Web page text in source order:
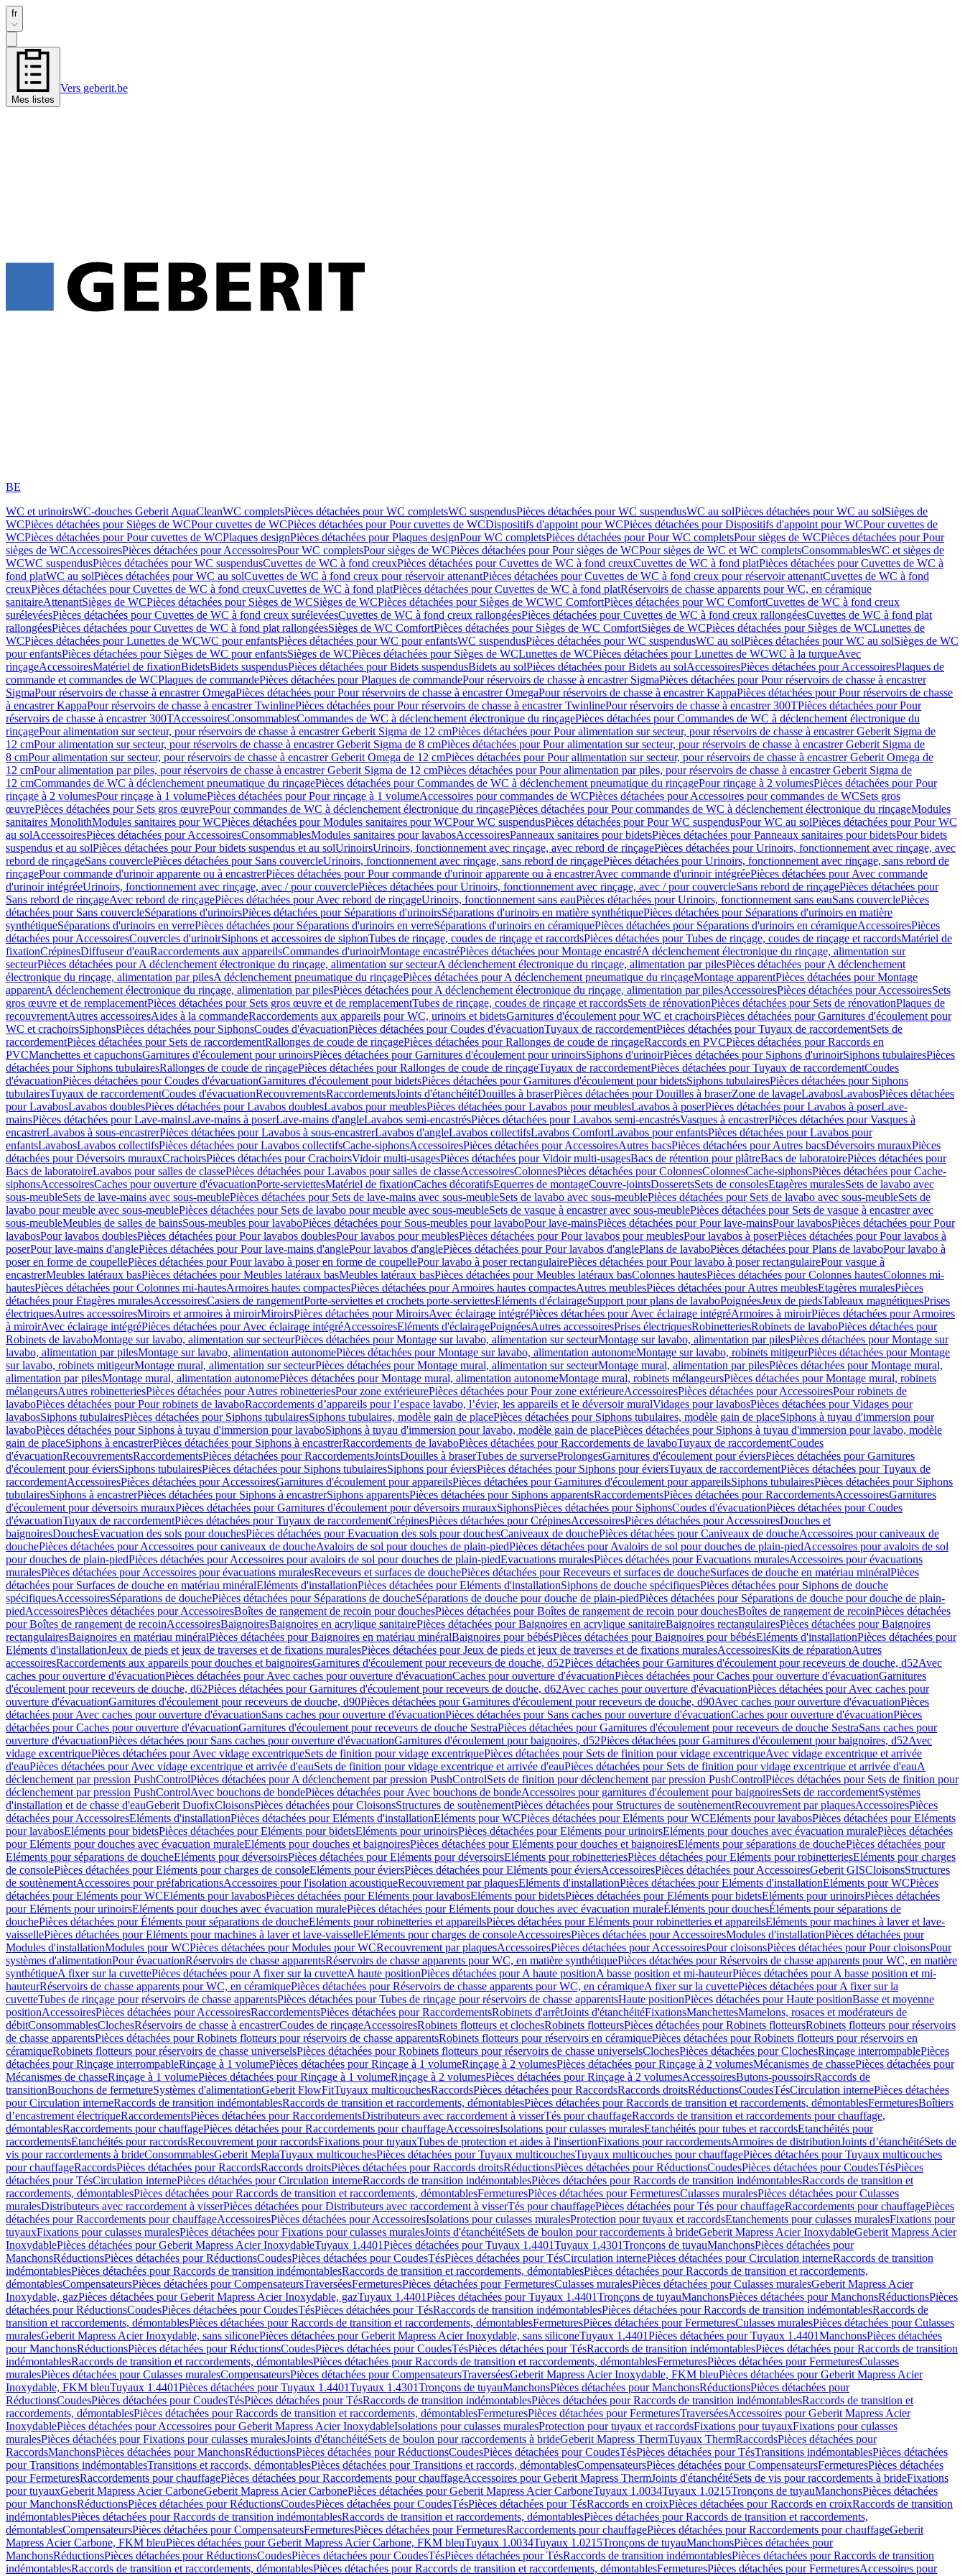
fr
Mes listes
Vers geberit.be
BE
WC et urinoirsWC-douches Geberit AquaCleanWC completsPièces détachées pour WC completsWC suspendusPièces détachées pour WC suspendusWC au solPièces détachées pour WC au solSièges de
WCPièces détachées pour Sièges de WCPour cuvettes de WCPièces détachées pour Pour cuvettes de WCDispositifs d'appoint pour WCPièces détachées pour Dispositifs d'appoint pour WCPour cuvettes de
WCPièces détachées pour Pour cuvettes de WCPlaques designPièces détachées pour Plaques designPour WC completsPièces détachées pour Pour WC completsPour sièges de WCPièces détachées pour Pour
sièges de WCAccessoiresPièces détachées pour AccessoiresPour WC completsPour sièges de WCPièces détachées pour Pour sièges de WCPour sièges de WC et WC completsConsommablesWC et sièges de
WCWC suspendusPièces détachées pour WC suspendusCuvettes de WC à fond creuxPièces détachées pour Cuvettes de WC à fond creuxCuvettes de WC à fond platPièces détachées pour Cuvettes de WC à
fond platWC au solPièces détachées pour WC au solCuvettes de WC à fond creux pour réservoir attenantPièces détachées pour Cuvettes de WC à fond creux pour réservoir attenantCuvettes de WC à fond
creuxPièces détachées pour Cuvettes de WC à fond creuxCuvettes de WC à fond platPièces détachées pour Cuvettes de WC à fond platRéservoirs de chasse apparents pour WC, en céramique
sanitaireAttenantSièges de WCPièces détachées pour Sièges de WCSièges de WCPièces détachées pour Sièges de WCWC ComfortPièces détachées pour WC ComfortCuvettes de WC à fond creux
surélevéesPièces détachées pour Cuvettes de WC à fond creux surélevéesCuvettes de WC à fond creux rallongéesPièces détachées pour Cuvettes de WC à fond creux rallongéesCuvettes de WC à fond plat
rallongéesPièces détachées pour Cuvettes de WC à fond plat rallongéesSièges de WC ComfortPièces détachées pour Sièges de WC ComfortSièges de WCPièces détachées pour Sièges de WCLunettes de
WCPièces détachées pour Lunettes de WCWC pour enfantsPièces détachées pour WC pour enfantsWC suspendusPièces détachées pour WC suspendusWC au solPièces détachées pour WC au solSièges de WC
pour enfantsPièces détachées pour Sièges de WC pour enfantsSièges de WCPièces détachées pour Sièges de WCLunettes de WCPièces détachées pour Lunettes de WCWC à la turqueAvec
rinçageAccessoiresMatériel de fixationBidetsBidets suspendusPièces détachées pour Bidets suspendusBidets au solPièces détachées pour Bidets au solAccessoiresPièces détachées pour AccessoiresPlaques de
commande et commandes de WCPlaques de commandePièces détachées pour Plaques de commandePour réservoirs de chasse à encastrer SigmaPièces détachées pour Pour réservoirs de chasse à encastrer
SigmaPour réservoirs de chasse à encastrer OmegaPièces détachées pour Pour réservoirs de chasse à encastrer OmegaPour réservoirs de chasse à encastrer KappaPièces détachées pour Pour réservoirs de chasse
à encastrer KappaPour réservoirs de chasse à encastrer TwinlinePièces détachées pour Pour réservoirs de chasse à encastrer TwinlinePour réservoirs de chasse à encastrer 300TPièces détachées pour Pour
réservoirs de chasse à encastrer 300TAccessoiresConsommablesCommandes de WC à déclenchement électronique du rinçagePièces détachées pour Commandes de WC à déclenchement électronique du
rinçagePour alimentation sur secteur, pour réservoirs de chasse à encastrer Geberit Sigma de 12 cmPièces détachées pour Pour alimentation sur secteur, pour réservoirs de chasse à encastrer Geberit Sigma de
12 cmPour alimentation sur secteur, pour réservoirs de chasse à encastrer Geberit Sigma de 8 cmPièces détachées pour Pour alimentation sur secteur, pour réservoirs de chasse à encastrer Geberit Sigma de
8 cmPour alimentation sur secteur, pour réservoirs de chasse à encastrer Geberit Omega de 12 cmPièces détachées pour Pour alimentation sur secteur, pour réservoirs de chasse à encastrer Geberit Omega de
12 cmPour alimentation par piles, pour réservoirs de chasse à encastrer Geberit Sigma de 12 cmPièces détachées pour Pour alimentation par piles, pour réservoirs de chasse à encastrer Geberit Sigma de
12 cmCommandes de WC à déclenchement pneumatique du rinçagePièces détachées pour Commandes de WC à déclenchement pneumatique du rinçagePour rinçage à 2 volumesPièces détachées pour Pour
rinçage à 2 volumesPour rinçage à 1 volumePièces détachées pour Pour rinçage à 1 volumeAccessoires pour commandes de WCPièces détachées pour Accessoires pour commandes de WCSets gros
œuvrePièces détachées pour Sets gros œuvrePour commandes de WC à déclenchement électronique du rinçagePièces détachées pour Pour commandes de WC à déclenchement électronique du rinçageModules
sanitaires MonolithModules sanitaires pour WCPièces détachées pour Modules sanitaires pour WCPour WC suspendusPièces détachées pour Pour WC suspendusPour WC au solPièces détachées pour Pour WC
au solAccessoiresPièces détachées pour AccessoiresConsommablesModules sanitaires pour lavabosAccessoiresPanneaux sanitaires pour bidetsPièces détachées pour Panneaux sanitaires pour bidetsPour bidets
suspendus et au solPièces détachées pour Pour bidets suspendus et au solUrinoirsUrinoirs, fonctionnement avec rinçage, avec rebord de rinçagePièces détachées pour Urinoirs, fonctionnement avec rinçage, avec
rebord de rinçageSans couverclePièces détachées pour Sans couvercleUrinoirs, fonctionnement avec rinçage, sans rebord de rinçagePièces détachées pour Urinoirs, fonctionnement avec rinçage, sans rebord de
rinçagePour commande d'urinoir apparente ou à encastrerPièces détachées pour Pour commande d'urinoir apparente ou à encastrerAvec commande d'urinoir intégréePièces détachées pour Avec commande
d'urinoir intégréeUrinoirs, fonctionnement avec rinçage, avec / pour couverclePièces détachées pour Urinoirs, fonctionnement avec rinçage, avec / pour couvercleSans rebord de rinçagePièces détachées pour
Sans rebord de rinçageAvec rebord de rinçagePièces détachées pour Avec rebord de rinçageUrinoirs, fonctionnement sans eauPièces détachées pour Urinoirs, fonctionnement sans eauSans couverclePièces
détachées pour Sans couvercleSéparations d'urinoirsPièces détachées pour Séparations d'urinoirsSéparations d'urinoirs en matière synthétiquePièces détachées pour Séparations d'urinoirs en matière
synthétiqueSéparations d'urinoirs en verrePièces détachées pour Séparations d'urinoirs en verreSéparations d'urinoirs en céramiquePièces détachées pour Séparations d'urinoirs en céramiqueAccessoiresPièces
détachées pour AccessoiresCouvercles d'urinoirSiphons et accessoires de siphonTubes de rinçage, coudes de rinçage et raccordsPièces détachées pour Tubes de rinçage, coudes de rinçage et raccordsMatériel de
fixationCrépinesDiffuseur d'eauRaccordements aux appareilsCommandes d'urinoirMontage encastréPièces détachées pour Montage encastréA déclenchement électronique du rinçage, alimentation sur
secteurPièces détachées pour A déclenchement électronique du rinçage, alimentation sur secteurA déclenchement électronique du rinçage, alimentation par pilesPièces détachées pour A déclenchement
électronique du rinçage, alimentation par pilesA déclenchement pneumatique du rinçagePièces détachées pour A déclenchement pneumatique du rinçageMontage apparentPièces détachées pour Montage
apparentA déclenchement électronique du rinçage, alimentation par pilesPièces détachées pour A déclenchement électronique du rinçage, alimentation par pilesAccessoiresPièces détachées pour AccessoiresSets
gros œuvre et de remplacementPièces détachées pour Sets gros œuvre et de remplacementTubes de rinçage, coudes de rinçage et raccordsSets de rénovationPièces détachées pour Sets de rénovationPlaques de
recouvrementAutres accessoiresAides à la commandeRaccordements aux appareils pour WC, urinoirs et bidetsGarnitures d'écoulement pour WC et crachoirsPièces détachées pour Garnitures d'écoulement pour
WC et crachoirsSiphonsPièces détachées pour SiphonsCoudes d'évacuationPièces détachées pour Coudes d'évacuationTuyaux de raccordementPièces détachées pour Tuyaux de raccordementSets de
raccordementPièces détachées pour Sets de raccordementRallonges de coude de rinçagePièces détachées pour Rallonges de coude de rinçageRaccords en PVCPièces détachées pour Raccords en
PVCManchettes et capuchonsGarnitures d'écoulement pour urinoirsPièces détachées pour Garnitures d'écoulement pour urinoirsSiphons d'urinoirPièces détachées pour Siphons d'urinoirSiphons tubulairesPièces
détachées pour Siphons tubulairesRallonges de coude de rinçagePièces détachées pour Rallonges de coude de rinçageTuyaux de raccordementPièces détachées pour Tuyaux de raccordementCoudes
d'évacuationPièces détachées pour Coudes d'évacuationGarnitures d'écoulement pour bidetsPièces détachées pour Garnitures d'écoulement pour bidetsSiphons tubulairesPièces détachées pour Siphons
tubulairesTuyaux de raccordementCoudes d'évacuationRecouvrementsRaccordementsJoints d'étanchéitéDouilles à braserPièces détachées pour Douilles à braserZone de lavageLavabosLavabosPièces détachées
pour LavabosLavabos doublesPièces détachées pour Lavabos doublesLavabos pour meublesPièces détachées pour Lavabos pour meublesLavabos à poserPièces détachées pour Lavabos à poserLave-
mainsPièces détachées pour Lave-mainsLave-mains à poserLave-mains d'angleLavabos semi-encastrésPièces détachées pour Lavabos semi-encastrésVasques à encastrerPièces détachées pour Vasques à
encastrerLavabos à sous-encastrerPièces détachées pour Lavabos à sous-encastrerLavabos d'angleLavabos collectifsLavabos ComfortLavabos pour enfantsPièces détachées pour Lavabos pour
enfantsLavabosLavabos collectifsPièces détachées pour Lavabos collectifsCache-siphonsAccessoiresPièces détachées pour AccessoiresAutres bacsPièces détachées pour Autres bacsDéversoirs murauxPièces
détachées pour Déversoirs murauxCrachoirsPièces détachées pour CrachoirsVidoir multi-usagesPièces détachées pour Vidoir multi-usagesBacs de rétention pour plâtreBacs de laboratoirePièces détachées pour
Bacs de laboratoireLavabos pour salles de classePièces détachées pour Lavabos pour salles de classeAccessoiresColonnesPièces détachées pour ColonnesColonnesCache-siphonsPièces détachées pour Cache-
siphonsAccessoiresCaches pour ouverture d'évacuationPorte-serviettesMatériel de fixationCaches décoratifsEquerres de montageCouvre-jointsDosseretsSets de consolesEtagères muralesSets de lavabo avec
sous-meubleSets de lave-mains avec sous-meublePièces détachées pour Sets de lave-mains avec sous-meubleSets de lavabo avec sous-meublePièces détachées pour Sets de lavabo avec sous-meubleSets de
lavabo pour meuble avec sous-meublePièces détachées pour Sets de lavabo pour meuble avec sous-meubleSets de vasque à encastrer avec sous-meublePièces détachées pour Sets de vasque à encastrer avec
sous-meubleMeubles de salles de bainsSous-meubles pour lavaboPièces détachées pour Sous-meubles pour lavaboPour lave-mainsPièces détachées pour Pour lave-mainsPour lavabosPièces détachées pour Pour
lavabosPour lavabos doublesPièces détachées pour Pour lavabos doublesPour lavabos pour meublesPièces détachées pour Pour lavabos pour meublesPour lavabos à poserPièces détachées pour Pour lavabos à
poserPour lave-mains d'anglePièces détachées pour Pour lave-mains d'anglePour lavabos d'anglePièces détachées pour Pour lavabos d'anglePlans de lavaboPièces détachées pour Plans de lavaboPour lavabo à
poser en forme de coupellePièces détachées pour Pour lavabo à poser en forme de coupellePour lavabo à poser rectangulairePièces détachées pour Pour lavabo à poser rectangulairePour vasque à
encastrerMeubles latéraux basPièces détachées pour Meubles latéraux basMeubles latéraux basPièces détachées pour Meubles latéraux basColonnes hautesPièces détachées pour Colonnes hautesColonnes mi-
hautesPièces détachées pour Colonnes mi-hautesArmoires hautes compactesPièces détachées pour Armoires hautes compactesAutres meublesPièces détachées pour Autres meublesEtagères muralesPièces
détachées pour Etagères muralesAccessoiresCasiers de rangementPorte-serviettes et crochets porte-serviettesEléments d'éclairageSupport pour plans de lavaboPoignéesJeux de piedsTableaux magnétiquesPrises
électriquesAutres accessoiresMiroirs et armoires à miroirMiroirsPièces détachées pour MiroirsAvec éclairage intégréPièces détachées pour Avec éclairage intégréArmoires à miroirPièces détachées pour Armoires
à miroirAvec éclairage intégréPièces détachées pour Avec éclairage intégréAccessoiresEléments d'éclairagePoignéesAutres accessoiresPrises électriquesRobinetteriesRobinets de lavaboPièces détachées pour
Robinets de lavaboMontage sur lavabo, alimentation sur secteurPièces détachées pour Montage sur lavabo, alimentation sur secteurMontage sur lavabo, alimentation par pilesPièces détachées pour Montage sur
lavabo, alimentation par pilesMontage sur lavabo, alimentation autonomePièces détachées pour Montage sur lavabo, alimentation autonomeMontage sur lavabo, robinets mitigeurPièces détachées pour Montage
sur lavabo, robinets mitigeurMontage mural, alimentation sur secteurPièces détachées pour Montage mural, alimentation sur secteurMontage mural, alimentation par pilesPièces détachées pour Montage mural,
alimentation par pilesMontage mural, alimentation autonomePièces détachées pour Montage mural, alimentation autonomeMontage mural, robinets mélangeursPièces détachées pour Montage mural, robinets
mélangeursAutres robinetteriesPièces détachées pour Autres robinetteriesPour zone extérieurePièces détachées pour Pour zone extérieureAccessoiresPièces détachées pour AccessoiresPour robinets de
lavaboPièces détachées pour Pour robinets de lavaboRaccordements d’appareils pour l’espace lavabo, l’évier, les appareils et le déversoir muralVidages pour lavabosPièces détachées pour Vidages pour
lavabosSiphons tubulairesPièces détachées pour Siphons tubulairesSiphons tubulaires, modèle gain de placePièces détachées pour Siphons tubulaires, modèle gain de placeSiphons à tuyau d'immersion pour
lavaboPièces détachées pour Siphons à tuyau d'immersion pour lavaboSiphons à tuyau d'immersion pour lavabo, modèle gain de placePièces détachées pour Siphons à tuyau d'immersion pour lavabo, modèle
gain de placeSiphons à encastrerPièces détachées pour Siphons à encastrerRaccordements de lavaboPièces détachées pour Raccordements de lavaboTuyaux de raccordementCoudes
d'évacuationRecouvrementsRaccordementsPièces détachées pour RaccordementsJointsDouilles à braserTubes de surverseProlongesGarnitures d'écoulement pour éviersPièces détachées pour Garnitures
d'écoulement pour éviersSiphons tubulairesPièces détachées pour Siphons tubulairesSiphons pour éviersPièces détachées pour Siphons pour éviersTuyaux de raccordementPièces détachées pour Tuyaux de
raccordementAccessoiresPièces détachées pour AccessoiresGarnitures d'écoulement pour appareilsPièces détachées pour Garnitures d'écoulement pour appareilsSiphons tubulairesPièces détachées pour Siphons
tubulairesSiphons à encastrerPièces détachées pour Siphons à encastrerSiphons apparentsPièces détachées pour Siphons apparentsRaccordementsPièces détachées pour RaccordementsAccessoiresGarnitures
d'écoulement pour déversoirs murauxPièces détachées pour Garnitures d'écoulement pour déversoirs murauxSiphonsPièces détachées pour SiphonsCoudes d'évacuationPièces détachées pour Coudes
d'évacuationTuyaux de raccordementPièces détachées pour Tuyaux de raccordementCrépinesPièces détachées pour CrépinesAccessoiresPièces détachées pour AccessoiresDouches et
baignoiresDouchesEvacuation des sols pour douchesPièces détachées pour Evacuation des sols pour douchesCaniveaux de douchePièces détachées pour Caniveaux de doucheAccessoires pour caniveaux de
douchePièces détachées pour Accessoires pour caniveaux de doucheAvaloirs de sol pour douches de plain-piedPièces détachées pour Avaloirs de sol pour douches de plain-piedAccessoires pour avaloirs de sol
pour douches de plain-piedPièces détachées pour Accessoires pour avaloirs de sol pour douches de plain-piedEvacuations muralesPièces détachées pour Evacuations muralesAccessoires pour évacuations
muralesPièces détachées pour Accessoires pour évacuations muralesReceveurs et surfaces de douchePièces détachées pour Receveurs et surfaces de doucheSurfaces de douche en matériau minéralPièces
détachées pour Surfaces de douche en matériau minéralEléments d'installationPièces détachées pour Eléments d'installationSiphons de douche spécifiquesPièces détachées pour Siphons de douche
spécifiquesAccessoiresSéparations de douchePièces détachées pour Séparations de doucheSéparations de douche pour douche de plain-piedPièces détachées pour Séparations de douche pour douche de plain-
piedAccessoiresPièces détachées pour AccessoiresBoîtes de rangement de recoin pour douchesPièces détachées pour Boîtes de rangement de recoin pour douchesBoîtes de rangement de recoinPièces détachées
pour Boîtes de rangement de recoinAccessoiresBaignoiresBaignoires en acrylique sanitairePièces détachées pour Baignoires en acrylique sanitaireBaignoires rectangulairesPièces détachées pour Baignoires
rectangulairesBaignoires en matériau minéralPièces détachées pour Baignoires en matériau minéralBaignoires pour bébésPièces détachées pour Baignoires pour bébésEléments d'installationPièces détachées pour
Eléments d'installationJeux de pieds et jeux de traverses et de fixations muralesPièces détachées pour Jeux de pieds et jeux de traverses et de fixations muralesAccessoiresKits de réparationAutres
accessoiresRaccordements aux appareils pour douches et baignoiresGarnitures d'écoulement pour receveurs de douche, d52Pièces détachées pour Garnitures d'écoulement pour receveurs de douche, d52Avec
caches pour ouverture d'évacuationPièces détachées pour Avec caches pour ouverture d'évacuationCaches pour ouverture d'évacuationPièces détachées pour Caches pour ouverture d'évacuationGarnitures
d'écoulement pour receveurs de douche, d62Pièces détachées pour Garnitures d'écoulement pour receveurs de douche, d62Avec caches pour ouverture d'évacuationPièces détachées pour Avec caches pour
ouverture d'évacuationGarnitures d'écoulement pour receveurs de douche, d90Pièces détachées pour Garnitures d'écoulement pour receveurs de douche, d90Avec caches pour ouverture d'évacuationPièces
détachées pour Avec caches pour ouverture d'évacuationSans caches pour ouverture d'évacuationPièces détachées pour Sans caches pour ouverture d'évacuationCaches pour ouverture d'évacuationPièces
détachées pour Caches pour ouverture d'évacuationGarnitures d'écoulement pour receveurs de douche SestraPièces détachées pour Garnitures d'écoulement pour receveurs de douche SestraSans caches pour
ouverture d'évacuationPièces détachées pour Sans caches pour ouverture d'évacuationGarnitures d'écoulement pour baignoires, d52Pièces détachées pour Garnitures d'écoulement pour baignoires, d52Avec
vidage excentriquePièces détachées pour Avec vidage excentriqueSets de finition pour vidage excentriquePièces détachées pour Sets de finition pour vidage excentriqueAvec vidage excentrique et arrivée
d'eauPièces détachées pour Avec vidage excentrique et arrivée d'eauSets de finition pour vidage excentrique et arrivée d'eauPièces détachées pour Sets de finition pour vidage excentrique et arrivée d'eauA
déclenchement par pression PushControlPièces détachées pour A déclenchement par pression PushControlSets de finition pour déclenchement par pression PushControlPièces détachées pour Sets de finition pour
déclenchement par pression PushControlAvec bouchons de bondePièces détachées pour Avec bouchons de bondeAccessoires pour garnitures d'écoulement pour baignoiresSets de raccordementSystèmes
d'installation et de chasse d'eauGeberit DuofixCloisonsPièces détachées pour CloisonsStructures de soutènementPièces détachées pour Structures de soutènementRecouvrement par plaquesAccessoiresPièces
détachées pour AccessoiresEléments d'installationPièces détachées pour Eléments d'installationEléments pour WCPièces détachées pour Eléments pour WCEléments pour lavabosPièces détachées pour Eléments
pour lavabosEléments pour bidetsPièces détachées pour Eléments pour bidetsEléments pour urinoirsPièces détachées pour Eléments pour urinoirsEléments pour douches avec évacuation muralePièces détachées
pour Eléments pour douches avec évacuation muraleEléments pour douches et baignoiresPièces détachées pour Eléments pour douches et baignoiresEléments pour séparations de douchePièces détachées pour
Eléments pour séparations de doucheEléments pour déversoirsPièces détachées pour Eléments pour déversoirsEléments pour robinetteriesPièces détachées pour Eléments pour robinetteriesEléments pour charges
de consolePièces détachées pour Eléments pour charges de consoleEléments pour éviersPièces détachées pour Eléments pour éviersAccessoiresPièces détachées pour AccessoiresGeberit GISCloisonsStructures
de soutènementAccessoires pour préfabricationsAccessoires pour l'isolation acoustiqueRecouvrement par plaquesEléments d'installationPièces détachées pour Eléments d'installationEléments pour WCPièces
détachées pour Eléments pour WCEléments pour lavabosPièces détachées pour Eléments pour lavabosEléments pour bidetsPièces détachées pour Eléments pour bidetsEléments pour urinoirsPièces détachées
pour Eléments pour urinoirsEléments pour douches avec évacuation muralePièces détachées pour Eléments pour douches avec évacuation muraleÉléments pour douchesÉléments pour séparations de
douchePièces détachées pour Éléments pour séparations de doucheEléments pour robinetteries et appareilsPièces détachées pour Eléments pour robinetteries et appareilsEléments pour machines à laver et lave-
vaissellePièces détachées pour Eléments pour machines à laver et lave-vaisselleEléments pour charges de consoleAccessoiresPièces détachées pour AccessoiresModules d'installationPièces détachées pour
Modules d'installationModules pour WCPièces détachées pour Modules pour WCRecouvrement par plaquesAccessoiresPièces détachées pour AccessoiresPour cloisonsPièces détachées pour Pour cloisonsPour
systèmes d'alimentationPour évacuationRéservoirs de chasse apparentsRéservoirs de chasse apparents pour WC, en matière synthétiquePièces détachées pour Réservoirs de chasse apparents pour WC, en matière
synthétiqueA fixer sur la cuvettePièces détachées pour A fixer sur la cuvetteA haute positionPièces détachées pour A haute positionA basse position et mi-hauteurPièces détachées pour A basse position et mi-
hauteurRéservoirs de chasse apparents pour WC, en céramiquePièces détachées pour Réservoirs de chasse apparents pour WC, en céramiqueA fixer sur la cuvettePièces détachées pour A fixer sur la
cuvetteTubes de rinçage pour réservoirs de chasse apparentsPièces détachées pour Tubes de rinçage pour réservoirs de chasse apparentsHaute positionPièces détachées pour Haute positionBasse et moyenne
positionAccessoiresPièces détachées pour AccessoiresRaccordementsPièces détachées pour RaccordementsRobinets d'arrêtJoints d'étanchéitéFixationsManchettesMamelons, rosaces et modérateurs de
débitConsommablesClochesRéservoirs de chasse à encastrerCoudes de rinçageAccessoiresRobinets flotteurs et clochesRobinets flotteursPièces détachées pour Robinets flotteursRobinets flotteurs pour réservoirs
de chasse apparentsPièces détachées pour Robinets flotteurs pour réservoirs de chasse apparentsRobinets flotteurs pour réservoirs en céramiquePièces détachées pour Robinets flotteurs pour réservoirs en
céramiqueRobinets flotteurs pour réservoirs de chasse universelsPièces détachées pour Robinets flotteurs pour réservoirs de chasse universelsClochesPièces détachées pour ClochesRinçage interrompablePièces
détachées pour Rinçage interrompableRinçage à 1 volumePièces détachées pour Rinçage à 1 volumeRinçage à 2 volumesPièces détachées pour Rinçage à 2 volumesMécanismes de chassePièces détachées pour
Mécanismes de chasseRinçage à 1 volumePièces détachées pour Rinçage à 1 volumeRinçage à 2 volumesPièces détachées pour Rinçage à 2 volumesAccessoiresButons-poussoirsRaccords de
transitionBouchons de fermetureSystèmes d'alimentationGeberit FlowFitTuyaux multicouchesRaccordsPièces détachées pour RaccordsRaccords droitsRéductionsCoudesTésCirculation internePièces détachées
pour Circulation interneRaccords de transition indémontablesRaccords de transition et raccordements, démontablesPièces détachées pour Raccords de transition et raccordements, démontablesFermeturesBoîtiers
d’encastrement électriqueRaccordementsPièces détachées pour RaccordementsDistributeurs avec raccordement à visserTés pour chauffageRaccords de transition et raccordements pour chauffage,
démontablesRaccordements pour chauffagePièces détachées pour Raccordements pour chauffageAccessoiresIsolations pour culasses muralesEtanchéités pour tubes et raccordsEtanchéités pour
raccordementsEtanchéités pour raccordsRecouvrement pour raccordsFixations pour tuyauxTubes de protection et aides à l'insertionFixations pour raccordementsArmoires de distributionJoints d’étanchéitéSets de
vis pour raccordements à brideConsommablesGeberit MeplaTuyaux multicouchesPièces détachées pour Tuyaux multicouchesTuyaux multicouches pour chauffagePièces détachées pour Tuyaux multicouches
pour chauffageRaccordsPièces détachées pour RaccordsRaccords droitsPièces détachées pour Raccords droitsRéductionsPièces détachées pour RéductionsCoudesPièces détachées pour CoudesTésPièces
détachées pour TésCirculation internePièces détachées pour Circulation interneRaccords de transition indémontablesPièces détachées pour Raccords de transition indémontablesRaccords de transition et
raccordements, démontablesPièces détachées pour Raccords de transition et raccordements, démontablesFermeturesPièces détachées pour FermeturesCulasses muralesPièces détachées pour Culasses
muralesDistributeurs avec raccordement à visserPièces détachées pour Distributeurs avec raccordement à visserTés pour chauffagePièces détachées pour Tés pour chauffageRaccordements pour chauffagePièces
détachées pour Raccordements pour chauffageAccessoiresPièces détachées pour AccessoiresIsolations pour culasses muralesProtection pour tuyaux et raccordsEtanchements pour culasses muralesFixations pour
tuyauxFixations pour culasses muralesPièces détachées pour Fixations pour culasses muralesJoints d'étanchéitéSets de boulon pour raccordements à brideGeberit Mapress Acier InoxydableGeberit Mapress Acier
InoxydablePièces détachées pour Geberit Mapress Acier InoxydableTuyaux 1.4401Pièces détachées pour Tuyaux 1.4401Tuyaux 1.4301Tronçons de tuyauManchonsPièces détachées pour
ManchonsRéductionsPièces détachées pour RéductionsCoudesPièces détachées pour CoudesTésPièces détachées pour TésCirculation internePièces détachées pour Circulation interneRaccords de transition
indémontablesPièces détachées pour Raccords de transition indémontablesRaccords de transition et raccordements, démontablesPièces détachées pour Raccords de transition et raccordements,
démontablesCompensateursPièces détachées pour CompensateursTraverséesFermeturesPièces détachées pour FermeturesCulasses muralesPièces détachées pour Culasses muralesGeberit Mapress Acier
Inoxydable, gazPièces détachées pour Geberit Mapress Acier Inoxydable, gazTuyaux 1.4401Pièces détachées pour Tuyaux 1.4401Tronçons de tuyauManchonsPièces détachées pour ManchonsRéductionsPièces
détachées pour RéductionsCoudesPièces détachées pour CoudesTésPièces détachées pour TésRaccords de transition indémontablesPièces détachées pour Raccords de transition indémontablesRaccords de
transition et raccordements, démontablesPièces détachées pour Raccords de transition et raccordements, démontablesFermeturesPièces détachées pour FermeturesCulasses muralesPièces détachées pour Culasses
muralesGeberit Mapress Acier Inoxydable, sans siliconePièces détachées pour Geberit Mapress Acier Inoxydable, sans siliconeTuyaux 1.4401Pièces détachées pour Tuyaux 1.4401ManchonsPièces détachées
pour ManchonsRéductionsPièces détachées pour RéductionsCoudesPièces détachées pour CoudesTésPièces détachées pour TésRaccords de transition indémontablesPièces détachées pour Raccords de transition
indémontablesRaccords de transition et raccordements, démontablesPièces détachées pour Raccords de transition et raccordements, démontablesFermeturesPièces détachées pour FermeturesCulasses
muralesPièces détachées pour Culasses muralesCompensateursPièces détachées pour CompensateursTraverséesGeberit Mapress Acier Inoxydable, FKM bleuPièces détachées pour Geberit Mapress Acier
Inoxydable, FKM bleuTuyaux 1.4401Pièces détachées pour Tuyaux 1.4401Tuyaux 1.4301Tronçons de tuyauManchonsPièces détachées pour ManchonsRéductionsPièces détachées pour
RéductionsCoudesPièces détachées pour CoudesTésPièces détachées pour TésRaccords de transition indémontablesPièces détachées pour Raccords de transition indémontablesRaccords de transition et
raccordements, démontablesPièces détachées pour Raccords de transition et raccordements, démontablesFermeturesPièces détachées pour FermeturesTraverséesAccessoires pour Geberit Mapress Acier
InoxydablePièces détachées pour Accessoires pour Geberit Mapress Acier InoxydableIsolations pour culasses muralesProtection pour tuyaux et raccordsFixations pour tuyauxFixations pour culasses
muralesPièces détachées pour Fixations pour culasses muralesJoints d'étanchéitéSets de boulon pour raccordements à brideGeberit Mapress ThermTuyaux ThermRaccordsPièces détachées pour
RaccordsManchonsPièces détachées pour ManchonsRéductionsPièces détachées pour RéductionsCoudesPièces détachées pour CoudesTésPièces détachées pour TésTransitions indémontablesPièces détachées
pour Transitions indémontablesTransitions et raccords, démontablesPièces détachées pour Transitions et raccords, démontablesCompensateursPièces détachées pour CompensateursFermeturesPièces détachées
pour FermeturesRaccordements pour chauffagePièces détachées pour Raccordements pour chauffageAccessoires pour Geberit Mapress ThermJoints d'étanchéitéSets de vis pour raccordements à brideFixations
pour tuyauxGeberit Mapress Acier CarboneGeberit Mapress Acier CarbonePièces détachées pour Geberit Mapress Acier CarboneTuyaux 1.0034Tuyaux 1.0215Tronçons de tuyauManchonsPièces détachées
pour ManchonsRéductionsPièces détachées pour RéductionsCoudesPièces détachées pour CoudesTésPièces détachées pour TésRaccords en croixPièces détachées pour Raccords en croixRaccords de transition
indémontablesPièces détachées pour Raccords de transition indémontablesRaccords de transition et raccordements, démontablesPièces détachées pour Raccords de transition et raccordements,
démontablesCompensateursPièces détachées pour CompensateursFermeturesPièces détachées pour FermeturesRaccordements pour chauffagePièces détachées pour Raccordements pour chauffageGeberit
Mapress Acier Carbone, FKM bleuPièces détachées pour Geberit Mapress Acier Carbone, FKM bleuTuyaux 1.0034Tuyaux 1.0215Tronçons de tuyauManchonsPièces détachées pour
ManchonsRéductionsPièces détachées pour RéductionsCoudesPièces détachées pour CoudesTésPièces détachées pour TésRaccords de transition indémontablesPièces détachées pour Raccords de transition
indémontablesRaccords de transition et raccordements, démontablesPièces détachées pour Raccords de transition et raccordements, démontablesFermeturesPièces détachées pour FermeturesAccessoires pour